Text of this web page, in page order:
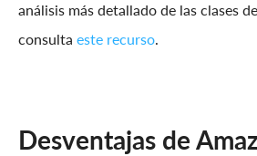
análisis más detallado de las clases
consulta este recurso.
Desventajas de